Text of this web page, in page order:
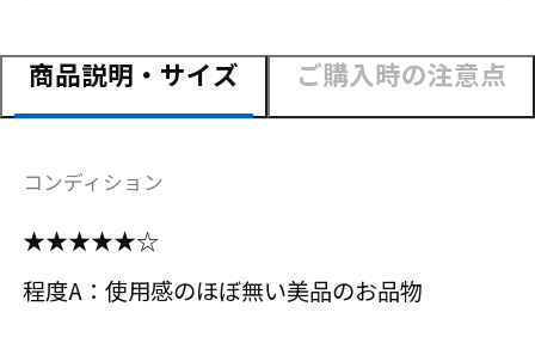
商品説明・サイズ ご購入時の注意点
コンディション
★★★★★☆
程度A：使用感のほぼ無い美品のお品物